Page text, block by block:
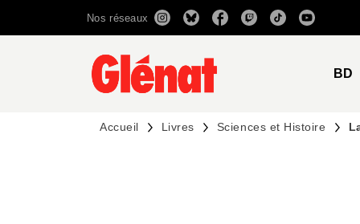
RECHERCHE CONTENU
Nos réseaux
BD
Accueil Livres Sciences et Histoire